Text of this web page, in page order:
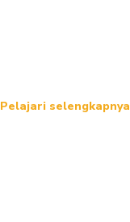
Pelajari selengkapnya